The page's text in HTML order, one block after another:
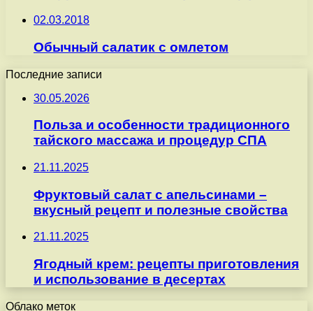
02.03.2018
Обычный салатик с омлетом
Последние записи
30.05.2026
Польза и особенности традиционного
тайского массажа и процедур СПА
21.11.2025
Фруктовый салат с апельсинами –
вкусный рецепт и полезные свойства
21.11.2025
Ягодный крем: рецепты приготовления
и использование в десертах
Облако меток